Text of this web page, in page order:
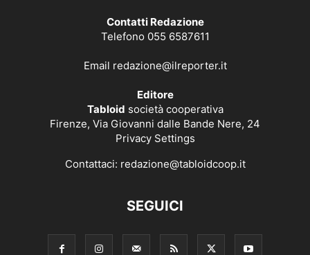
Contatti Redazione
Telefono 055 6587611
Email redazione@ilreporter.it
Editore
Tabloid società cooperativa
Firenze, Via Giovanni dalle Bande Nere, 24
Privacy Settings
Contattaci: redazione@tabloidcoop.it
SEGUICI